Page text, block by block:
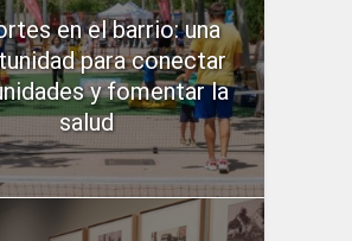
en el barrio: una
para conectar
y fomentar la
salud